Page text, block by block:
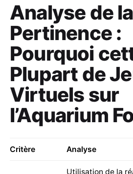
Analyse de la
Pertinence :
Pourquoi
Plupart de
Virtuels sur
l’Aquarium
Critère Analyse
Utilisation de la